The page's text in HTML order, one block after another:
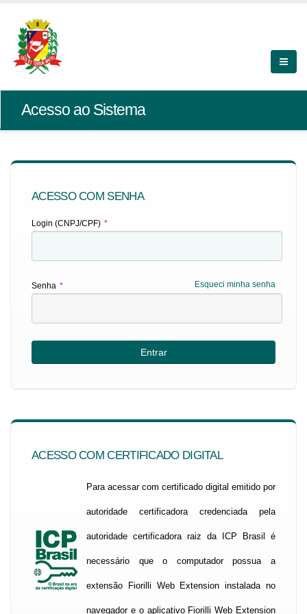
Acesso ao Sistema
ACESSO COM SENHA
Login (CNPJ/CPF) *
Esqueci minha senha
Senha *
ACESSO COM CERTIFICADO DIGITAL
Para acessar com certificado digital emitido por
autoridade certificadora credenciada pela
autoridade certificadora raiz da ICP Brasil é
necessário que o computador possua a
extensão Fiorilli Web Extension instalada no
navegador e o aplicativo Fiorilli Web Extension